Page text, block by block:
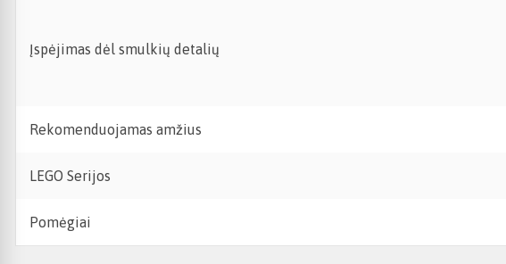
Įspėjimas dėl smulkių detalių
Rekomenduojamas amžius
LEGO Serijos
Pomėgiai